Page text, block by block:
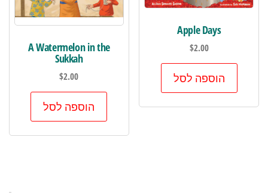
Apple Days
$2.00
הוספה לסל
A Watermelon in the
Sukkah
$2.00
הוספה לסל